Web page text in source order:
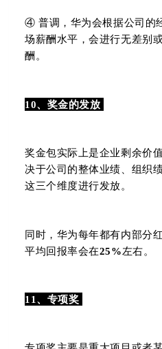
④ 普调，华为会根据公司的
场薪酬水平，会进行无差别
酬。
10、奖金的发放
奖金包实际上是企业剩余价
决于公司的整体业绩、组织
这三个维度进行发放。
同时，华为每年都有内部分
平均回报率会在25%左右。
11、 专项奖